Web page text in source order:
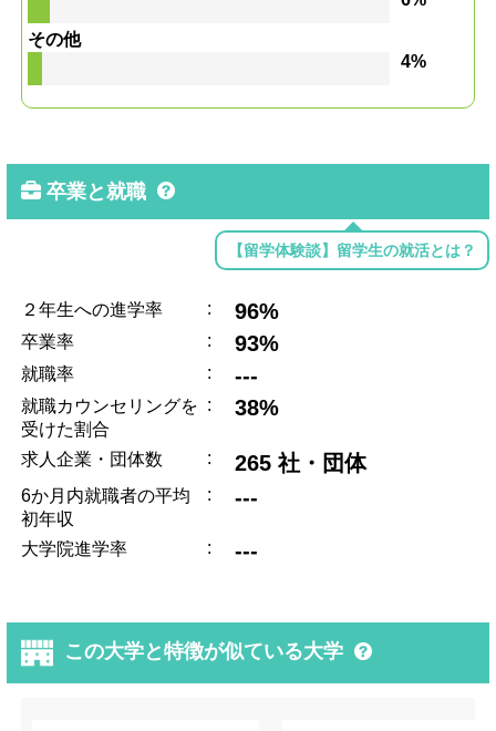
その他
4%
卒業と就職
【留学体験談】留学生の就活とは？
２年生への進学率 : 96%
卒業率 : 93%
就職率 : ---
就職カウンセリングを
受けた割合
: 38%
求人企業・団体数 : 265 社・団体
6か月内就職者の平均
初年収
: ---
大学院進学率 : ---
この大学と特徴が似ている大学